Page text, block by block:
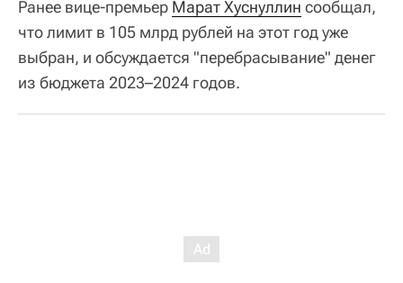
Ранее вице-премьер Марат Хуснуллин сообщал,
что лимит в 105 млрд рублей на этот год уже
выбран, и обсуждается "перебрасывание" денег
из бюджета 2023–2024 годов.